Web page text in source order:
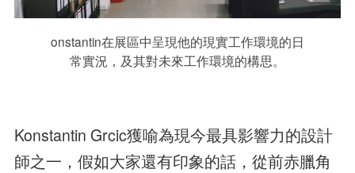
onstantin在展區中呈現他的現實工作環境的日
常實況，及其對未來工作環境的構思。
Konstantin Grcic獲喻為現今最具影響力的設計
師之一，假如大家還有印象的話，從前赤臘角